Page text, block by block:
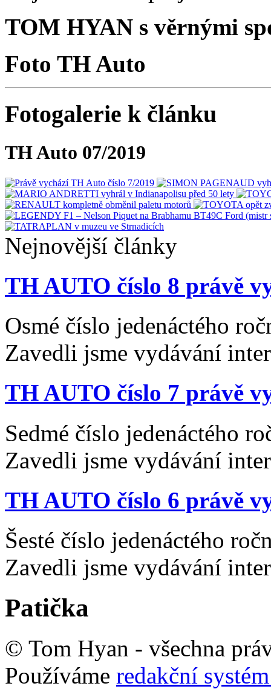
TOM HYAN s věrnými
Foto TH Auto
Fotogalerie k článku
TH Auto 07/2019
Nejnovější články
TH AUTO číslo 8 právě
Osmé číslo jedenáctého
Zavedli jsme vydávání
TH AUTO číslo 7 právě
Sedmé číslo jedenáctého
Zavedli jsme vydávání
TH AUTO číslo 6 právě
Šesté číslo jedenáctého
Zavedli jsme vydávání
Patička
© Tom Hyan - všechna
Používáme redakční